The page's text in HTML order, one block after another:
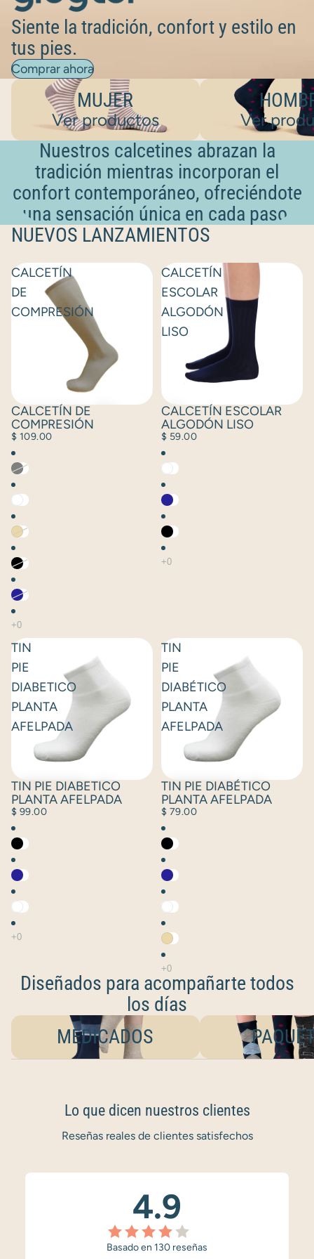
Siente la tradición, confort y estilo en
tus pies.
Comprar ahora
MUJER
MUJER
Ver productos
HOMBRE
Ver
Nuestros calcetines abrazan la
tradición mientras incorporan el
confort contemporáneo, ofreciéndote
una sensación única en cada paso.
NUEVOS LANZAMIENTOS
CALCETÍN
DE
COMPRESIÓN
CALCETÍN DE
COMPRESIÓN
$ 109.00
CALCETÍN
ESCOLAR
ALGODÓN
LISO
CALCETÍN ESCOLAR
ALGODÓN LISO
$ 59.00
TIN
PIE
DIABETICO
PLANTA
AFELPADA
TIN PIE DIABETICO
PLANTA AFELPADA
$ 99.00
TIN
PIE
DIABÉTICO
PLANTA
AFELPADA
TIN PIE DIABÉTICO
PLANTA AFELPADA
$ 79.00
Diseñados para acompañarte todos
los días
MEDICADOSMEDICADOS PAQUETES
Lo que dicen nuestros clientes
Reseñas reales de clientes satisfechos
4.9
Basado en 130 reseñas